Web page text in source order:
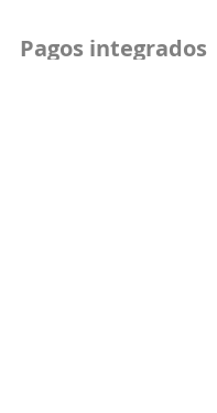
Pagos integrados